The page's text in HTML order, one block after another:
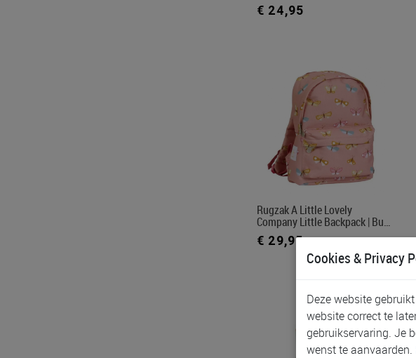
€ 24,95
Rugzak A Little Lovely
Company Little Backpack | Bu…
€ 29,95
Cookies & Privacy
Deze website
website correct te
gebruikservaring. Je
wenst te aanvaarden.